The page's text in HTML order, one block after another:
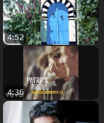
4:52
4:36